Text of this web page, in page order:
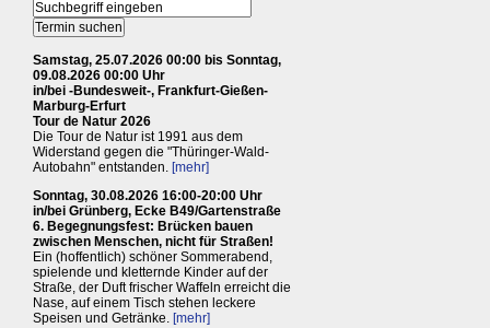
Samstag, 25.07.2026 00:00 bis Sonntag,
09.08.2026 00:00 Uhr
in/bei -Bundesweit-, Frankfurt-Gießen-
Marburg-Erfurt
Tour de Natur 2026
Die Tour de Natur ist 1991 aus dem
Widerstand gegen die "Thüringer-Wald-
Autobahn" entstanden. [mehr]
Sonntag, 30.08.2026 16:00-20:00 Uhr
in/bei Grünberg, Ecke B49/Gartenstraße
6. Begegnungsfest: Brücken bauen
zwischen Menschen, nicht für Straßen!
Ein (hoffentlich) schöner Sommerabend,
spielende und kletternde Kinder auf der
Straße, der Duft frischer Waffeln erreicht die
Nase, auf einem Tisch stehen leckere
Speisen und Getränke. [mehr]